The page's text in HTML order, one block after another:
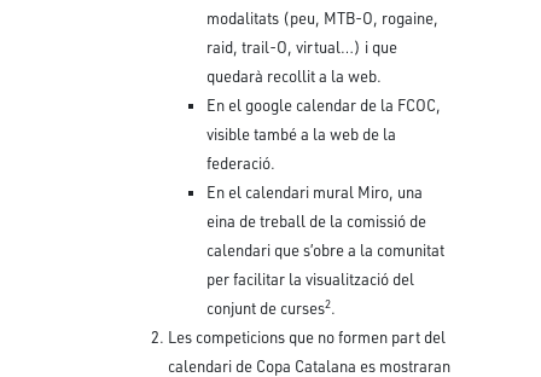
modalitats (peu, MTB-O, rogaine,
raid, trail-O, virtual…) i que
quedarà recollit a la web.
En el google calendar de la FCOC,
visible també a la web de la
federació.
En el calendari mural Miro, una
eina de treball de la comissió de
calendari que s’obre a la comunitat
per facilitar la visualització del
conjunt de curses2.
Les competicions que no formen part del
calendari de Copa Catalana es mostraran